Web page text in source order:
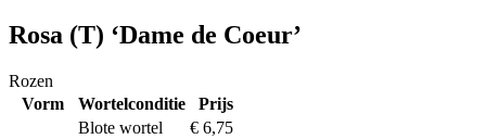
Rosa (T) ‘Dame de Coeur’
Rozen
Vorm
Wortelconditie
Prijs
Blote wortel
€ 6,75